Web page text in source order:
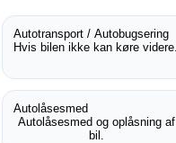
Autotransport / Autobugsering
Hvis bilen ikke kan køre
Autolåsesmed
Autolåsesmed og oplåsning af
bil.